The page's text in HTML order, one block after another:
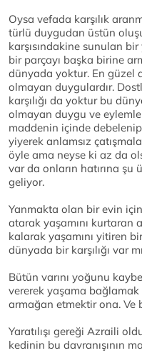
Oysa vefada karşılık
türlü duygudan üstün
karşısındakine sunulan
bir parçayı başka birine
dünyada yoktur. En güzel
olmayan duygulardır.
karşılığı da yoktur bu
olmayan duygu ve
maddenin içinde
yiyerek anlamsız
öyle ama neyse ki az da
var da onların hatırına
geliyor.
Yanmakta olan bir evin
atarak yaşamını kurtaran
kalarak yaşamını yitiren
dünyada bir karşılığı var
Bütün varını yoğunu
vererek yaşama bağlamak
armağan etmektir ona. Ve
Yaratılışı gereği Azraili
kedinin bu davranışının